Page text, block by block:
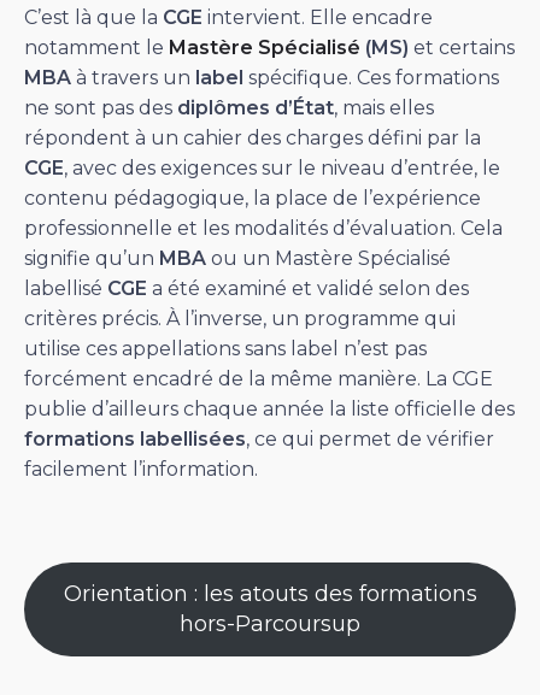
C’est là que la CGE intervient. Elle encadre
notamment le Mastère Spécialisé (MS) et certains
MBA à travers un label spécifique. Ces formations
ne sont pas des diplômes d’État, mais elles
répondent à un cahier des charges défini par la
CGE, avec des exigences sur le niveau d’entrée, le
contenu pédagogique, la place de l’expérience
professionnelle et les modalités d’évaluation. Cela
signifie qu’un MBA ou un Mastère Spécialisé
labellisé CGE a été examiné et validé selon des
critères précis. À l’inverse, un programme qui
utilise ces appellations sans label n’est pas
forcément encadré de la même manière. La CGE
publie d’ailleurs chaque année la liste officielle des
formations labellisées, ce qui permet de vérifier
facilement l’information.
Orientation : les atouts des formations
hors-Parcoursup